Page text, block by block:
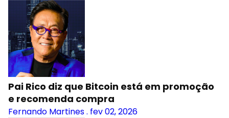
Pai Rico diz que Bitcoin está em promoção
e recomenda compra
Fernando Martines. fev 02, 2026